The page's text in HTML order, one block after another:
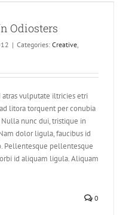
Odiosters
| Categories: Creative,
vulputate iltricies etri
litora torquent per conubia
nunc dui, tristique in
dolor ligula, faucibus id
Pellentesque pellentesque
id aliquam ligula. Aliquam
0